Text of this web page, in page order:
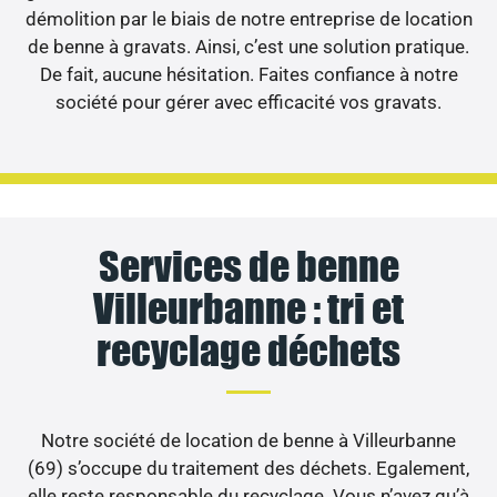
démolition par le biais de notre entreprise de location
de benne à gravats. Ainsi, c’est une solution pratique.
De fait, aucune hésitation. Faites confiance à notre
société pour gérer avec efficacité vos gravats.
Services de benne
Villeurbanne : tri et
recyclage déchets
Notre société de location de benne à Villeurbanne
(69) s’occupe du traitement des déchets. Egalement,